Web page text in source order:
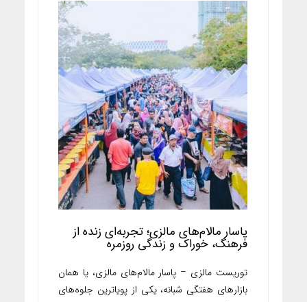
پاسار مالام‌های مالزی؛ تجربه‌ای زنده از
فرهنگ، خوراک و زندگی روزمره
توریست مالزی – پاسار مالام‌های مالزی، یا همان
بازارهای هفتگی شبانه، یکی از پویاترین جلوه‌های